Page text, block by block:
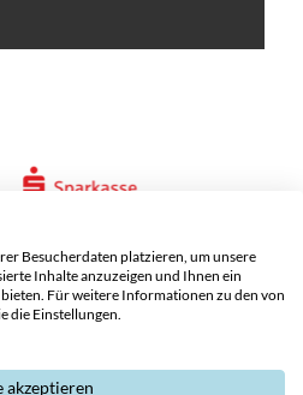
Besucherdaten platzieren, um unsere
Inhalte anzuzeigen und Ihnen ein
Für weitere Informationen zu den von
die Einstellungen.
akzeptieren